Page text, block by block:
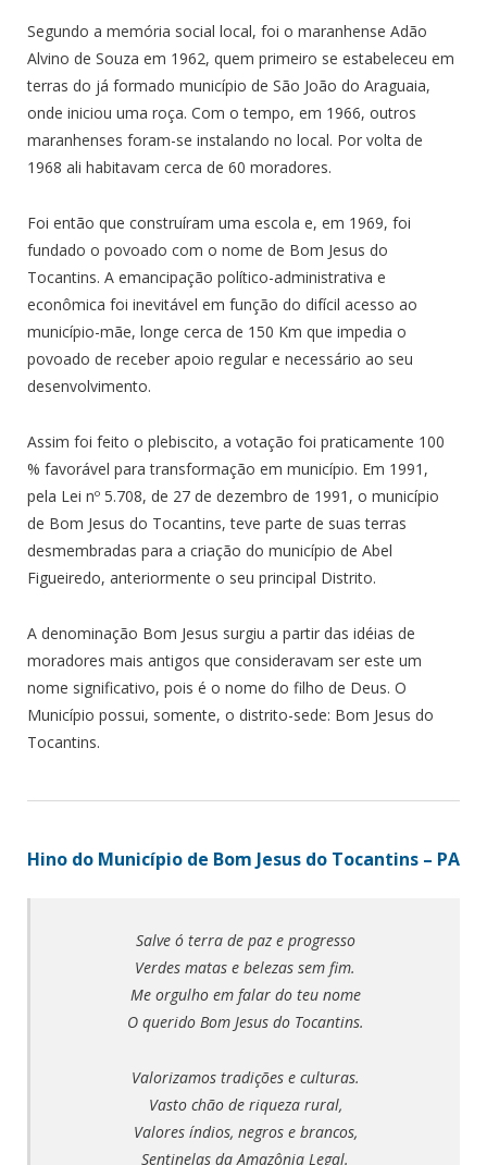
Segundo a memória social local, foi o maranhense Adão
Alvino de Souza em 1962, quem primeiro se estabeleceu em
terras do já formado município de São João do Araguaia,
onde iniciou uma roça. Com o tempo, em 1966, outros
maranhenses foram-se instalando no local. Por volta de
1968 ali habitavam cerca de 60 moradores.
Foi então que construíram uma escola e, em 1969, foi
fundado o povoado com o nome de Bom Jesus do
Tocantins. A emancipação político-administrativa e
econômica foi inevitável em função do difícil acesso ao
município-mãe, longe cerca de 150 Km que impedia o
povoado de receber apoio regular e necessário ao seu
desenvolvimento.
Assim foi feito o plebiscito, a votação foi praticamente 100
% favorável para transformação em município. Em 1991,
pela Lei nº 5.708, de 27 de dezembro de 1991, o município
de Bom Jesus do Tocantins, teve parte de suas terras
desmembradas para a criação do município de Abel
Figueiredo, anteriormente o seu principal Distrito.
A denominação Bom Jesus surgiu a partir das idéias de
moradores mais antigos que consideravam ser este um
nome significativo, pois é o nome do filho de Deus. O
Município possui, somente, o distrito-sede: Bom Jesus do
Tocantins.
Hino do Município de Bom Jesus do Tocantins – PA
Salve ó terra de paz e progresso
Verdes matas e belezas sem fim.
Me orgulho em falar do teu nome
O querido Bom Jesus do Tocantins.
Valorizamos tradições e culturas.
Vasto chão de riqueza rural,
Valores índios, negros e brancos,
Sentinelas da Amazônia Legal.